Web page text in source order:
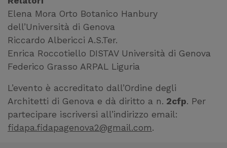
Elena Mora Orto Botanico Hanbury
dell’Università di Genova
Riccardo Albericci A.S.Ter.
Enrica Roccotiello DISTAV Università di Genova
Federico Grasso ARPAL Liguria
L’evento è accreditato dall’Ordine degli
Architetti di Genova e dà diritto a n. 2cfp. Per
partecipare iscriversi all’indirizzo email:
fidapa.fidapagenova2@gmail.com.